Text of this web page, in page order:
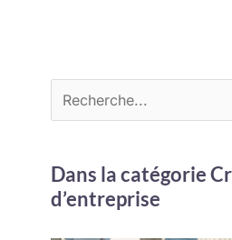
Dans la catégorie
d’entreprise